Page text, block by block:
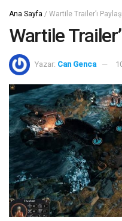
Ana Sayfa / Wartile Trailer’ı
Wartile
Yazar: Can Genca